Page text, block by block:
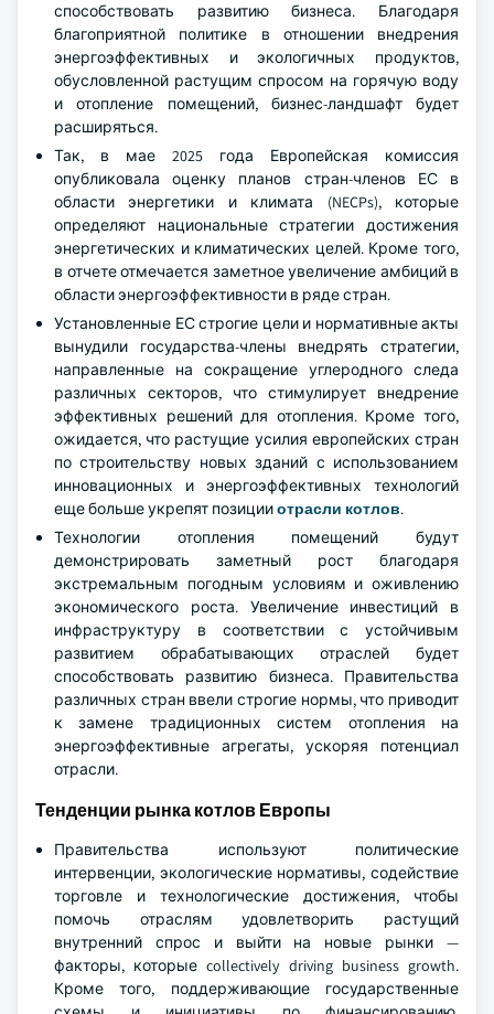
способствовать развитию бизнеса. Благодаря
благоприятной политике в отношении внедрения
энергоэффективных и экологичных продуктов,
обусловленной растущим спросом на горячую воду
и отопление помещений, бизнес-ландшафт будет
расширяться.
Так, в мае 2025 года Европейская комиссия
опубликовала оценку планов стран-членов ЕС в
области энергетики и климата (NECPs), которые
определяют национальные стратегии достижения
энергетических и климатических целей. Кроме того,
в отчете отмечается заметное увеличение амбиций в
области энергоэффективности в ряде стран.
Установленные ЕС строгие цели и нормативные акты
вынудили государства-члены внедрять стратегии,
направленные на сокращение углеродного следа
различных секторов, что стимулирует внедрение
эффективных решений для отопления. Кроме того,
ожидается, что растущие усилия европейских стран
по строительству новых зданий с использованием
инновационных и энергоэффективных технологий
еще больше укрепят позицииотрасли котлов.
Технологии отопления помещений будут
демонстрировать заметный рост благодаря
экстремальным погодным условиям и оживлению
экономического роста. Увеличение инвестиций в
инфраструктуру в соответствии с устойчивым
развитием обрабатывающих отраслей будет
способствовать развитию бизнеса. Правительства
различных стран ввели строгие нормы, что приводит
к замене традиционных систем отопления на
энергоэффективные агрегаты, ускоряя потенциал
отрасли.
Тенденции рынка котлов Европы
Правительства используют политические
интервенции, экологические нормативы, содействие
торговле и технологические достижения, чтобы
помочь отраслям удовлетворить растущий
внутренний спрос и выйти на новые рынки —
факторы, которые collectively driving business growth.
Кроме того, поддерживающие государственные